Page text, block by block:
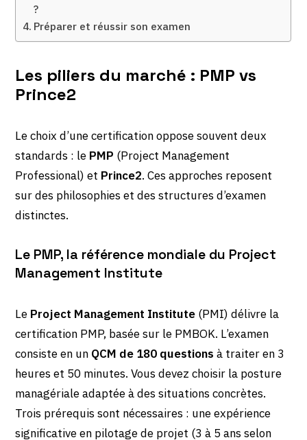
?
Préparer et réussir son examen
Les piliers du marché : PMP vs
Prince2
Le choix d’une certification oppose souvent deux
standards : le PMP (Project Management
Professional) et Prince2. Ces approches reposent
sur des philosophies et des structures d’examen
distinctes.
Le PMP, la référence mondiale du Project
Management Institute
Le Project Management Institute (PMI) délivre la
certification PMP, basée sur le PMBOK. L’examen
consiste en un QCM de 180 questions à traiter en 3
heures et 50 minutes. Vous devez choisir la posture
managériale adaptée à des situations concrètes.
Trois prérequis sont nécessaires : une expérience
significative en pilotage de projet (3 à 5 ans selon